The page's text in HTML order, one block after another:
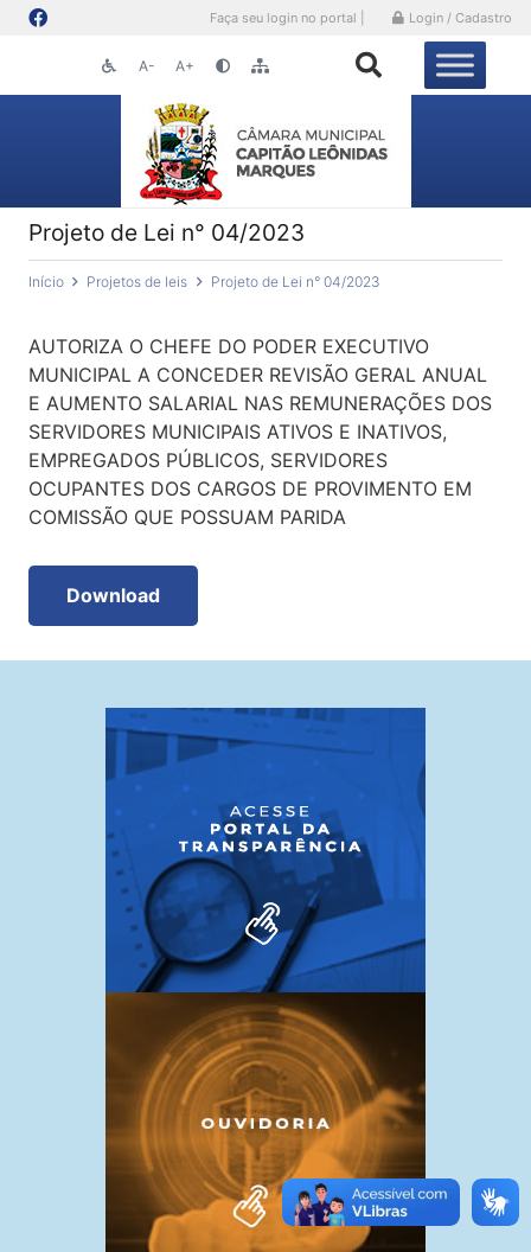
Faça seu login no portal | Login / Cadastro
A- A+
Projeto de Lei n° 04/2023
Início Projetos de leis Projeto de Lei n° 04/2023
AUTORIZA O CHEFE DO PODER EXECUTIVO
MUNICIPAL A CONCEDER REVISÃO GERAL ANUAL
E AUMENTO SALARIAL NAS REMUNERAÇÕES DOS
SERVIDORES MUNICIPAIS ATIVOS E INATIVOS,
EMPREGADOS PÚBLICOS, SERVIDORES
OCUPANTES DOS CARGOS DE PROVIMENTO EM
COMISSÃO QUE POSSUAM PARIDA
Download